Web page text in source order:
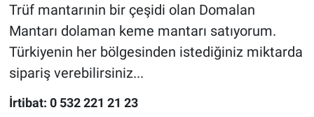
Trüf mantarınin bir çeşidi olan Domalan
Mantarı dolaman keme mantarı satıyorum.
Türkiyenin her bölgesinden istediğiniz miktarda
sipariş verebilirsiniz...
İrtibat: 0 532 221 21 23
Haberde İnsan